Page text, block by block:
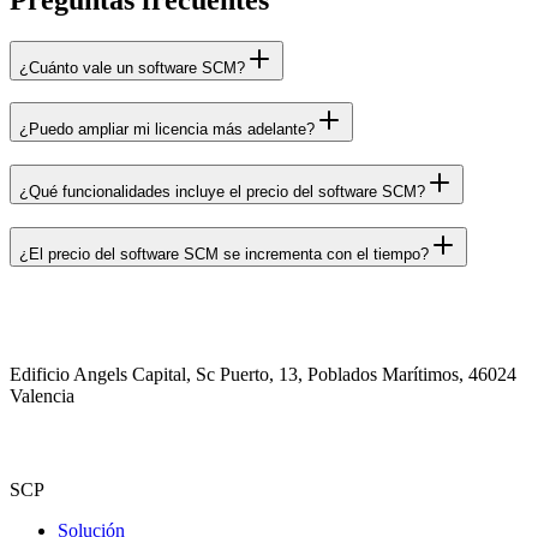
¿Cuánto vale un software SCM?
¿Puedo ampliar mi licencia más adelante?
¿Qué funcionalidades incluye el precio del software SCM?
¿El precio del software SCM se incrementa con el tiempo?
Edificio Angels Capital, Sc Puerto, 13, Poblados Marítimos, 46024
Valencia
SCP
Solución